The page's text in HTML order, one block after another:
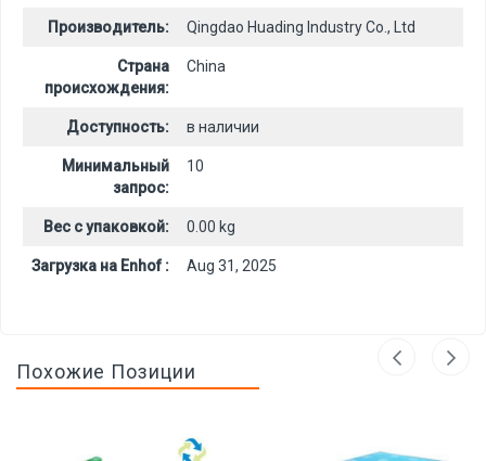
Производитель: Qingdao Huading Industry Co., Ltd
Страна
происхождения:
China
Доступность: в наличии
Минимальный
запрос:
10
Вес с упаковкой: 0.00 kg
Загрузка на Enhof : Aug 31, 2025
Похожие Позиции